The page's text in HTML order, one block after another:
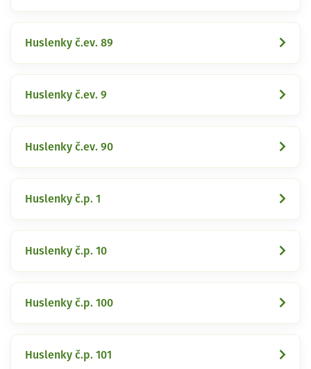
Huslenky č.ev. 89
Huslenky č.ev. 9
Huslenky č.ev. 90
Huslenky č.p. 1
Huslenky č.p. 10
Huslenky č.p. 100
Huslenky č.p. 101